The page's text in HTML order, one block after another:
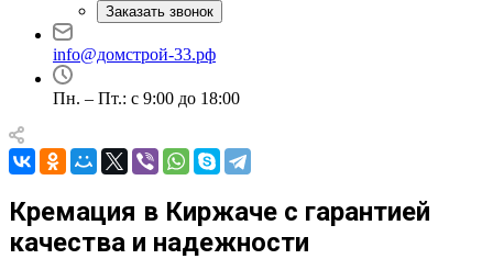
Заказать звонок
info@домстрой-33.рф
Пн. – Пт.: с 9:00 до 18:00
Кремация в Киржаче с гарантией
качества и надежности